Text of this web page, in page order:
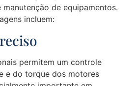
de equipamentos.
incluem:
permitem um controle
e do torque dos motores